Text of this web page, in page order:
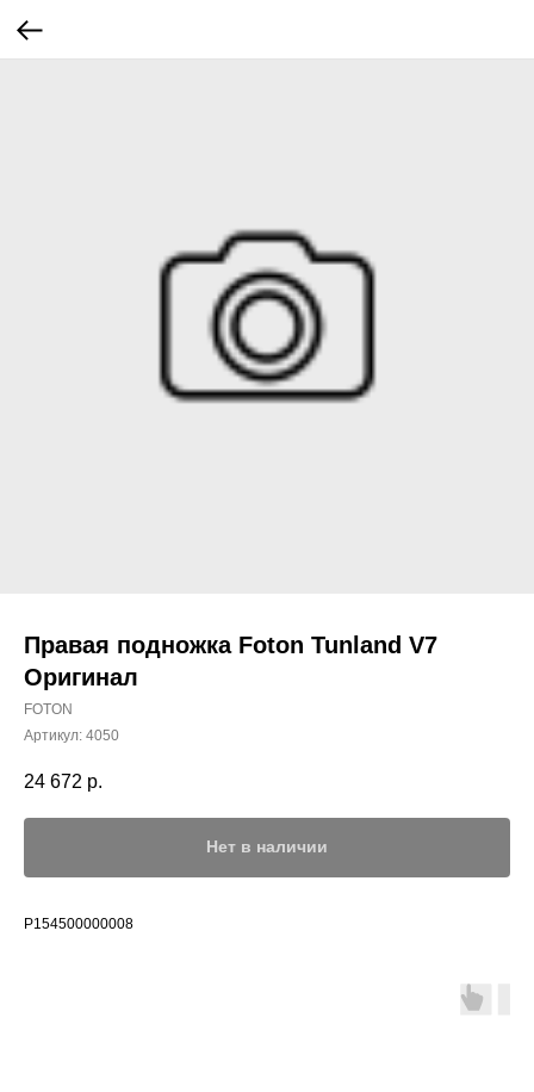
Правая подножка Foton Tunland V7
Оригинал
FOTON
Артикул: 4050
24 672 р.
Нет в наличии
P154500000008